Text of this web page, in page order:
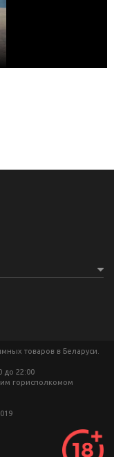
товаров в Беларуси.
до 22:00
горисполкомом